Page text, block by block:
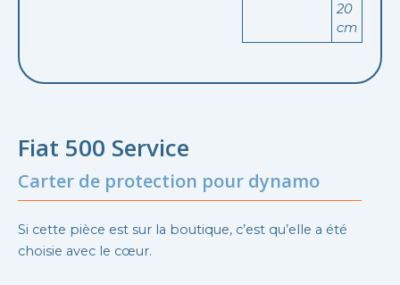
20
cm
Fiat 500 Service
Carter de protection pour dynamo
Si cette pièce est sur la boutique, c’est qu’elle a été
choisie avec le cœur.